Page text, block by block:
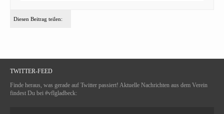
Diesen Beitrag teilen:
TWITTER-FEED
Finde heraus, was gerade auf Twitter passiert! Aktuelle Nachrichten aus dem Verein
findest Du bei #vflgladbeck: